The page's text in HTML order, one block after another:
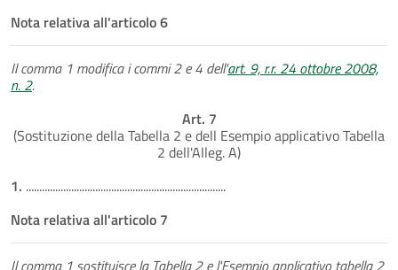
Nota relativa all'articolo 6
Il comma 1 modifica i commi 2 e 4 dell'art. 9, r.r. 24 ottobre 2008,
n. 2.
Art. 7
(Sostituzione della Tabella 2 e dell Esempio applicativo Tabella
2 dell'Alleg. A)
1. ...........................................................................
Nota relativa all'articolo 7
Il comma 1 sostituisce la Tabella 2 e l'Esempio applicativo tabella 2